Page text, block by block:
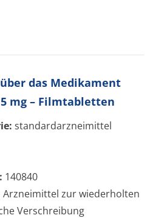
das Medikament
mg – Filmtabletten
standardarzneimittel
140840
Arzneimittel zur wiederholten
Verschreibung